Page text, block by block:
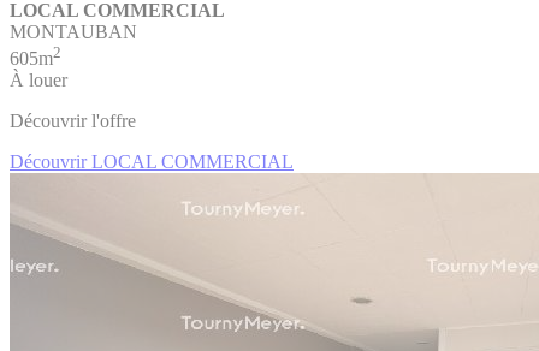
LOCAL COMMERCIAL
MONTAUBAN
605m2
À louer
Découvrir l'offre
Découvrir LOCAL COMMERCIAL